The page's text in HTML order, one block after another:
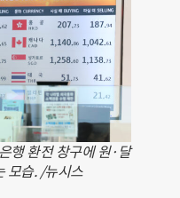
행 환전 창구에 원·달
모습. /뉴시스